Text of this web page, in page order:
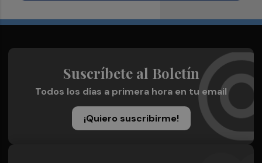
Suscríbete al Boletín
Todos los días a primera hora en tu email
¡Quiero suscribirme!